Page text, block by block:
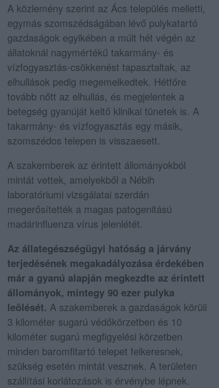
A közlemény szerint az Ács település melletti,
egymás szomszédságában lévő pulykatartó
gazdaságok egyikében a múlt hét végén az
állatoknál nagymértékű takarmány- és
vízfogyasztás-csökkenést tapasztaltak, az
elhullások pedig megemelkedtek. Hétfőre
tovább nőtt az elhullás, és megjelentek a
betegség gyanúját keltő klinikai tünetek is. A
takarmány- és vízfogyasztás egy másik,
szomszédos telepen is visszaesett.
A szakemberek az érintett állományokból
mintát vettek, amelyekből a Nébih
laboratóriumi vizsgálatai szerdán
megerősítették a magas patogenitású
madárinfluenza vírus jelenlétét.
Az állategészségügyi hatóság a járvány
terjedésének megakadályozása érdekében
már a gyanú alapján megkezdte az érintett
állományok, mintegy 90 ezer pulyka
leölését. A szakemberek a gazdaságok körüli
3 kilométer sugarú védőkörzetben és 10
kilométer sugarú megfigyelési körzetben
minden baromfitartó telepet felkeresnek,
szükség esetén mintát vesznek. A területen
szállítási korlátozások is érvénybe lépnek.